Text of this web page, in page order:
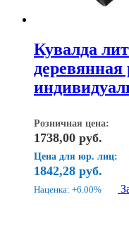
Кувалда
деревянная
Розничная цена:
1738,00 руб.
Цена для юр. лиц:
1842,28 руб.
Наценка: +6.00%